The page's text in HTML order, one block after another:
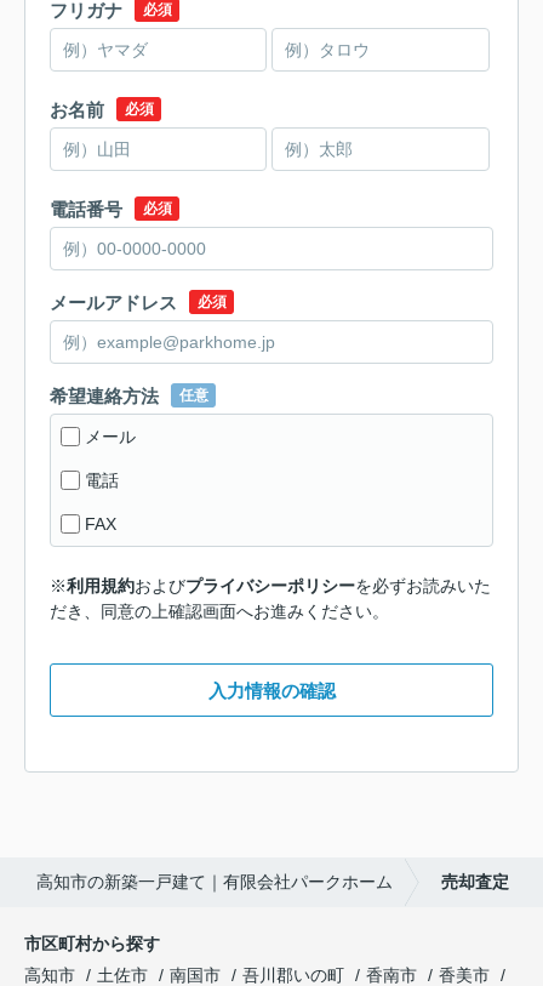
フリガナ 必須
お名前 必須
電話番号 必須
メールアドレス 必須
希望連絡方法 任意
メール
電話
FAX
※利用規約およびプライバシーポリシーを必ずお読みいた
だき、同意の上確認画面へお進みください。
入力情報の確認
高知市の新築一戸建て｜有限会社パークホーム 売却査定
市区町村から探す
高知市
土佐市 南国市 吾川郡いの町 香南市
香美市